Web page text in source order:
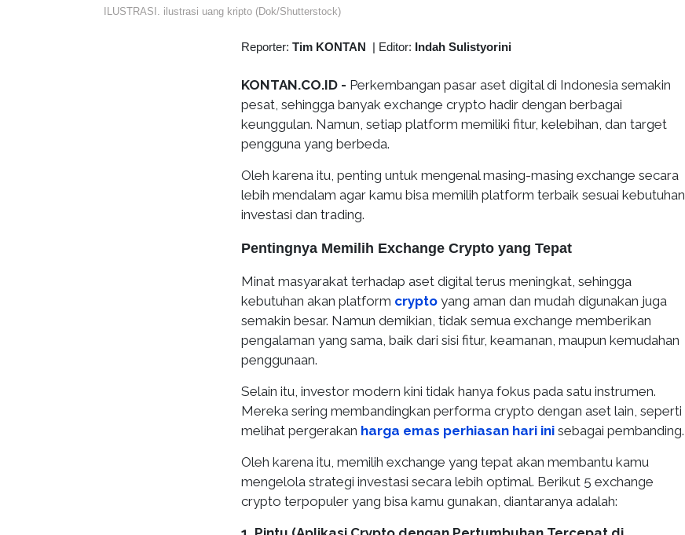
ILUSTRASI. ilustrasi uang kripto (Dok/Shutterstock)
Reporter: Tim KONTAN | Editor: Indah Sulistyorini
KONTAN.CO.ID - Perkembangan pasar aset digital di Indonesia semakin
pesat, sehingga banyak exchange crypto hadir dengan berbagai
keunggulan. Namun, setiap platform memiliki fitur, kelebihan, dan target
pengguna yang berbeda.
Oleh karena itu, penting untuk mengenal masing-masing exchange secara
lebih mendalam agar kamu bisa memilih platform terbaik sesuai kebutuhan
investasi dan trading.
Pentingnya Memilih Exchange Crypto yang Tepat
Minat masyarakat terhadap aset digital terus meningkat, sehingga
kebutuhan akan platform crypto yang aman dan mudah digunakan juga
semakin besar. Namun demikian, tidak semua exchange memberikan
pengalaman yang sama, baik dari sisi fitur, keamanan, maupun kemudahan
penggunaan.
Selain itu, investor modern kini tidak hanya fokus pada satu instrumen.
Mereka sering membandingkan performa crypto dengan aset lain, seperti
melihat pergerakan harga emas perhiasan hari ini sebagai pembanding.
Oleh karena itu, memilih exchange yang tepat akan membantu kamu
mengelola strategi investasi secara lebih optimal. Berikut 5 exchange
crypto terpopuler yang bisa kamu gunakan, diantaranya adalah: